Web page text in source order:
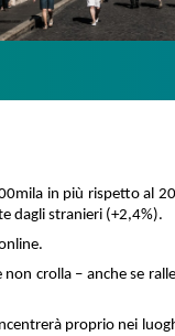
in più rispetto al
dagli stranieri (+2,4%).
crolla – anche se
proprio nei